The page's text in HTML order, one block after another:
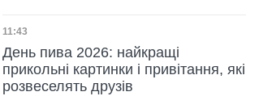
Дата публікації
11:43
День пива 2026: найкращі
прикольні картинки і привітання, які
розвеселять друзів